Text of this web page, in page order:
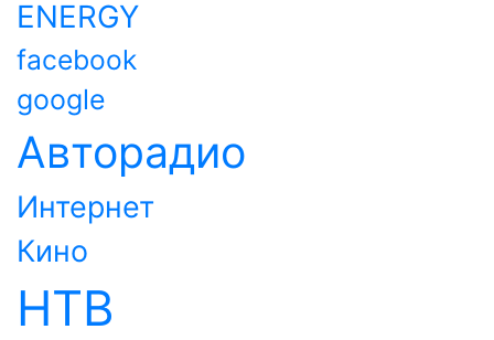
ENERGY
facebook
google
Авторадио
Интернет
Кино
НТВ